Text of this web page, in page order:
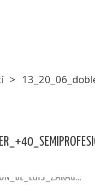
01_SANDRA_LARA_MOREJON_DE_LUIS_ZARAGOZA